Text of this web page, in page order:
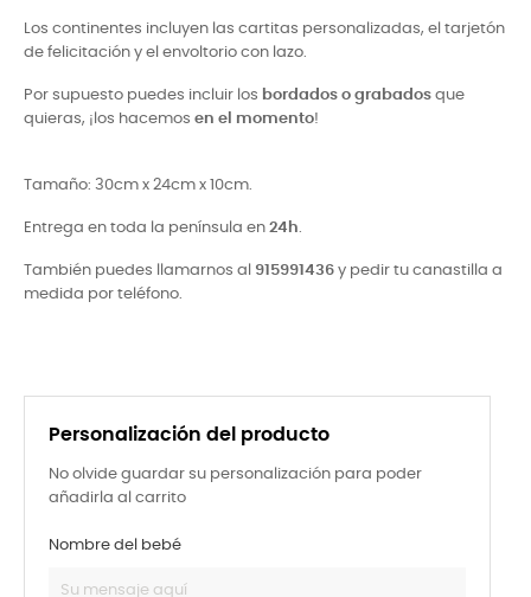
Los continentes incluyen las cartitas personalizadas, el tarjetón
de felicitación y el envoltorio con lazo.
Por supuesto puedes incluir los bordados o grabados que
quieras, ¡los hacemos en el momento!
Tamaño: 30cm x 24cm x 10cm.
Entrega en toda la península en 24h.
También puedes llamarnos al 915991436 y pedir tu canastilla a
medida por teléfono.
Personalización del producto
No olvide guardar su personalización para poder
añadirla al carrito
Nombre del bebé